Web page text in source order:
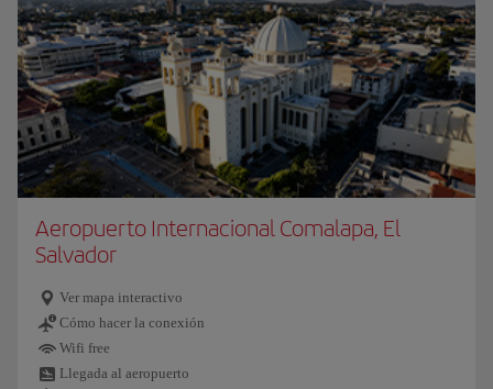
Aeropuerto Internacional Comalapa, El
Salvador
Ver mapa interactivo
Cómo hacer la conexión
Wifi free
Llegada al aeropuerto